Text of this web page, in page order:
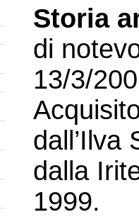
Storia
di
13/3/
dall’Ilva
dalla
1999.